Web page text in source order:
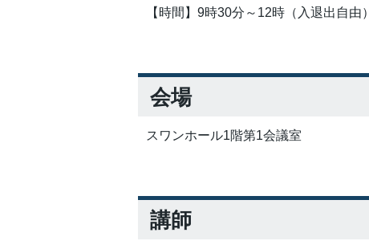
【時間】9時30分～12時（入退出自由）
会場
スワンホール1階第1会議室
講師